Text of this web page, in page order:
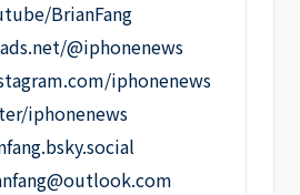
BrianFang
@iphonenews
iphonenews
iphonenews